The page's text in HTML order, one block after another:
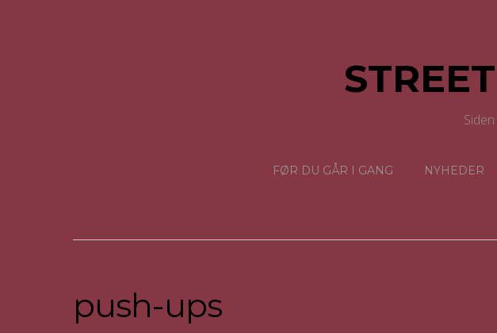
FØR DU GÅR I GANG NYHEDER
push-ups